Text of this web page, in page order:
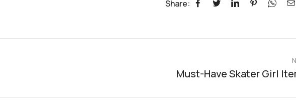
Share:
Must-Have Skater Girl